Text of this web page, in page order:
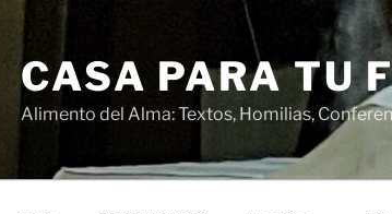
CASA PARA TU
Alimento del Alma: Textos, Homilias,